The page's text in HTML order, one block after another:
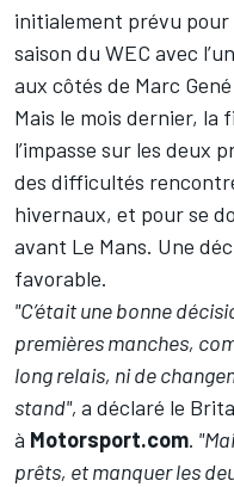
initialement prévu
saison du WEC avec
aux côtés de Marc
Mais le mois dernier, la
l’impasse sur les deux
des difficultés
hivernaux, et pour se
avant Le Mans. Une
favorable.
"C’était une bonne
premières manches,
long relais, ni de
stand", a déclaré le
à Motorsport.com.
prêts, et manquer les